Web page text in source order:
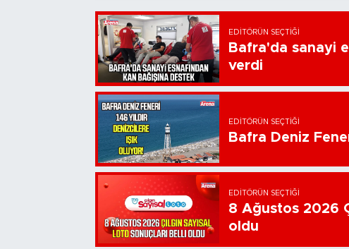
EDITÖRÜN SEÇTIĞI
Bafra'da sanayi
verdi
EDITÖRÜN SEÇTIĞI
Bafra Deniz
EDITÖRÜN SEÇTIĞI
8 Ağustos 2026
oldu